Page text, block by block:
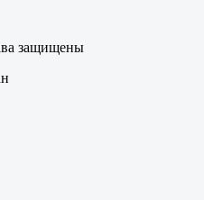
защищены